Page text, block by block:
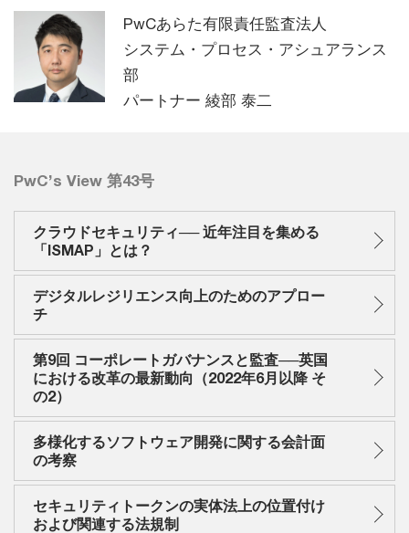
PwCあらた有限責任監査法人
システム・プロセス・アシュアランス
部
パートナー 綾部 泰二
PwC’s View 第43号
クラウドセキュリティ── 近年注目を集める
「ISMAP」とは？
デジタルレジリエンス向上のためのアプロー
チ
第9回 コーポレートガバナンスと監査──英国
における改革の最新動向（2022年6月以降 そ
の2）
多様化するソフトウェア開発に関する会計面
の考察
セキュリティトークンの実体法上の位置付け
および関連する法規制